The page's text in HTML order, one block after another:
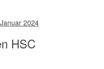
2024
HSC